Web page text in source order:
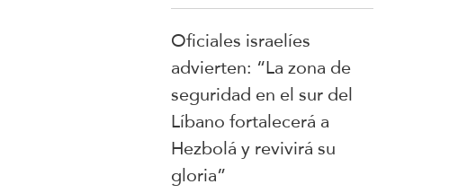
Oficiales israelíes
advierten: “La zona de
seguridad en el sur del
Líbano fortalecerá a
Hezbolá y revivirá su
gloria”